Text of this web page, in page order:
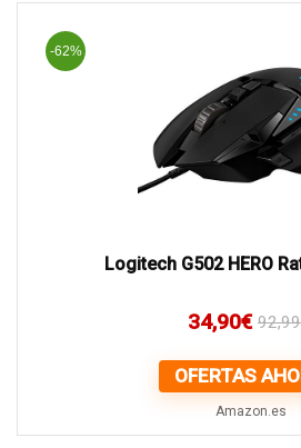
-62%
Logitech G502 HERO
34,90€ 92,99
OFERTAS
Amazon.es